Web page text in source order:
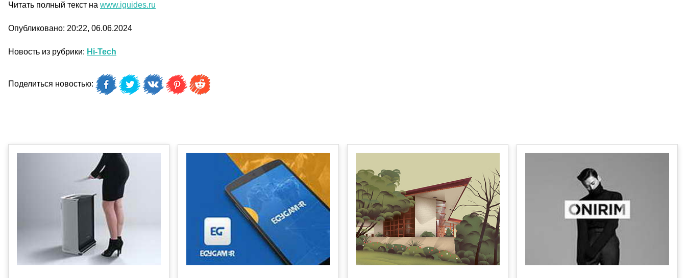
Читать полный текст на www.iguides.ru
Опубликовано: 20:22, 06.06.2024
Новость из рубрики: Hi-Tech
Поделиться новостью: